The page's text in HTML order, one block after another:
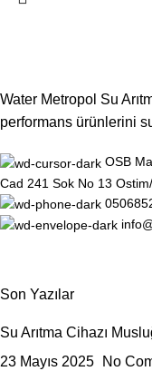
Water Metropol Su
performans ürünlerini
OSB
Cad 241 Sok No 13
Son Yazılar
Su Arıtma Cihazı
23 Mayıs 2025
No